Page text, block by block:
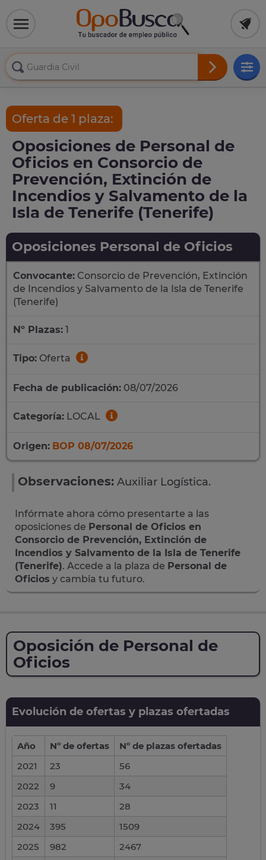
Oferta de 1 plaza:
Oposiciones de Personal de
Oficios en Consorcio de
Prevención, Extinción de
Incendios y Salvamento de la
Isla de Tenerife (Tenerife)
Oposiciones Personal de Oficios
Convocante: Consorcio de Prevención, Extinción
de Incendios y Salvamento de la Isla de Tenerife
(Tenerife)
Nº Plazas: 1
Tipo: Oferta
Fecha de publicación: 08/07/2026
Categoría: LOCAL
Origen: BOP 08/07/2026
Observaciones: Auxiliar Logística.
Infórmate ahora cómo presentarte a las
oposiciones de Personal de Oficios en
Consorcio de Prevención, Extinción de
Incendios y Salvamento de la Isla de Tenerife
(Tenerife). Accede a la plaza de Personal de
Oficios y cambia tu futuro.
Oposición de Personal de
Oficios
Evolución de ofertas y plazas ofertadas
Año Nº de ofertas
Nº de plazas ofertadas
2021
23
56
2022
9
34
2023
11
28
2024
395
1509
2025
982
2467